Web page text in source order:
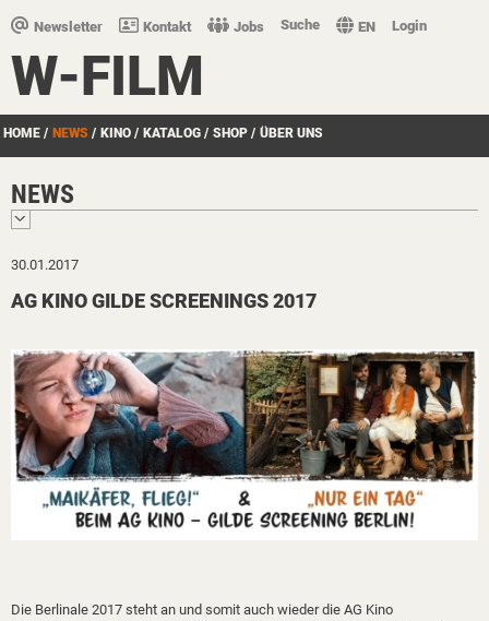
Newsletter Kontakt Jobs Suche EN Login
W-FILM
HOME / NEWS / KINO / KATALOG / SHOP / ÜBER UNS
NEWS
30.01.2017
AG KINO GILDE SCREENINGS 2017
Die Berlinale 2017 steht an und somit auch wieder die AG Kino